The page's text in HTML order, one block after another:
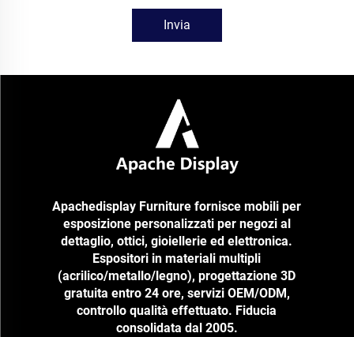
Invia
Apachedisplay Furniture fornisce mobili per
esposizione personalizzati per negozi al
dettaglio, ottici, gioiellerie ed elettronica.
Espositori in materiali multipli
(acrilico/metallo/legno), progettazione 3D
gratuita entro 24 ore, servizi OEM/ODM,
controllo qualità effettuato. Fiducia
consolidata dal 2005.